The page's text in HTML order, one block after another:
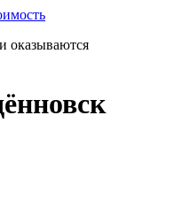
оказываются